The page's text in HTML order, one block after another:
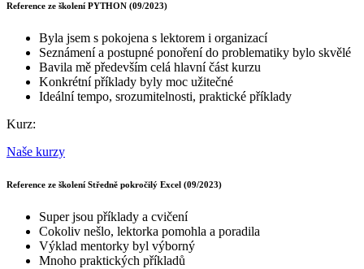
Reference ze školení PYTHON (09/2023)
Byla jsem s pokojena s lektorem i organizací
Seznámení a postupné ponoření do problematiky bylo skvělé
Bavila mě především celá hlavní část kurzu
Konkrétní příklady byly moc užitečné
Ideální tempo, srozumitelnosti, praktické příklady
Kurz:
Naše kurzy
Reference ze školení Středně pokročilý Excel (09/2023)
Super jsou příklady a cvičení
Cokoliv nešlo, lektorka pomohla a poradila
Výklad mentorky byl výborný
Mnoho praktických příkladů